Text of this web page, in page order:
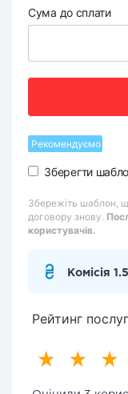
Сума до сплати
Рекомендуємо
Зберегти
Збережіть шаблон,
договору знову.
користувачів.
Комісія
Рейтинг